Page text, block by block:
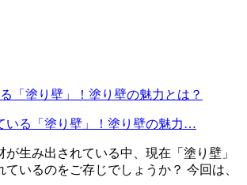
いる「塗り壁」！塗り壁の魅力…
が生み出されている中、現在「塗り壁」
ているのをご存じでしょうか？ 今回は、